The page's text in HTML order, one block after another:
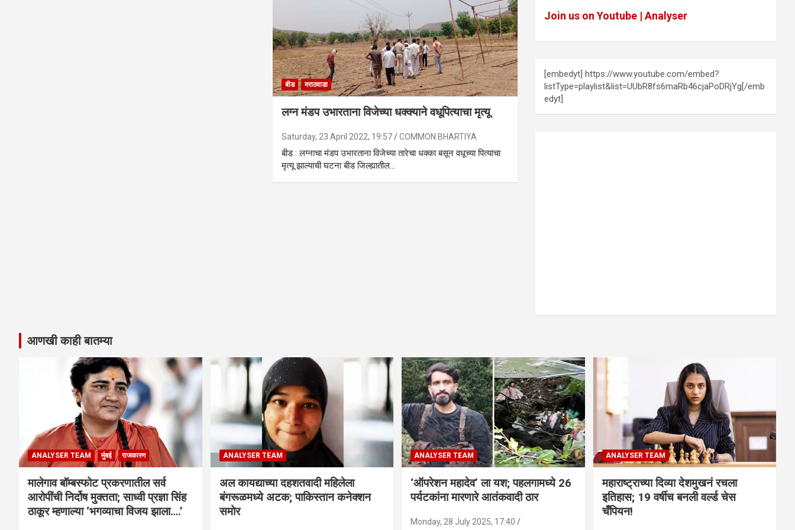
बीड मराठवाडा
लग्न मंडप उभारताना विजेच्या धक्क्याने वधूपित्याचा मृत्यू
Saturday, 23 April 2022, 19:57 COMMON BHARTIYA
बीड : लग्नाचा मंडप उभारताना विजेच्या तारेचा धक्का बसून वधूच्या पित्याचा
मृत्यू झाल्याची घटना बीड जिल्ह्यातील…
Join us on Youtube | Analyser
[embedyt] https://www.youtube.com/embed?
listType=playlist&list=UUbR8fs6maRb46cjaPoDRjYg[/emb
edyt]
आणखी काही बातम्या
ANALYSER TEAM मुंबई राजकारण
मालेगाव बॉम्बस्फोट प्रकरणातील सर्व
आरोपींची निर्दोष मुक्तता; साध्वी प्रज्ञा सिंह
ठाकूर म्हणाल्या ‘भगव्याचा विजय झाला….’
ANALYSER TEAM
अल कायद्याच्या दहशतवादी महिलेला
बंगरूळमध्ये अटक; पाकिस्तान कनेक्शन
समोर
ANALYSER TEAM
‘ऑपरेशन महादेव’ ला यश; पहलगामध्ये 26
पर्यटकांना मारणारे आतंकवादी ठार
Monday, 28 July 2025, 17:40
ANALYSER TEAM
महाराष्ट्राच्या दिव्या देशमुखनं रचला
इतिहास; 19 वर्षीच बनली वर्ल्ड चेस
चँपियन!